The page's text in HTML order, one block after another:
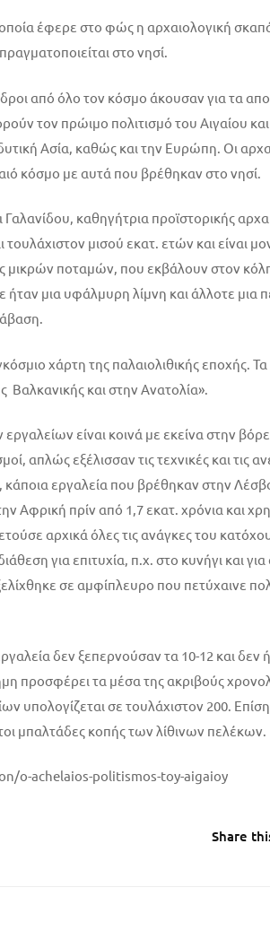
έφερε στο φώς η αρχαιολογική
στο νησί.
από όλο τον κόσμο άκουσαν για τα
τον πρώιμο πολιτισμό του Αιγαίου
Ασία, καθώς και την Ευρώπη. Οι
κόσμο με αυτά που βρέθηκαν στο νησί.
καθηγήτρια προϊστορικής
μισού εκατ. ετών και είναι
μικρών ποταμών, που εκβάλουν στον
μια υφάλμυρη λίμνη και άλλοτε μια
χάρτη της παλαιολιθικής εποχής.
Βαλκανικής και στην Ανατολία».
είναι κοινά με εκείνα στην
απλώς εξέλισσαν τις τεχνικές και τις
εργαλεία που βρέθηκαν στην Λέσβο
Αφρική πρίν από 1,7 εκατ. χρόνια και
αρχικά όλες τις ανάγκες του
για επιτυχία, π.χ. στο κυνήγι και για
σε αμφίπλευρο που πετύχαινε
δεν ξεπερνούσαν τα 10-12 και δεν
προσφέρει τα μέσα της ακριβούς
υπολογίζεται σε τουλάχιστον 200.
μπαλτάδες κοπής των λίθινων πελέκων.
o-achelaios-politismos-toy-aigaioy
Share